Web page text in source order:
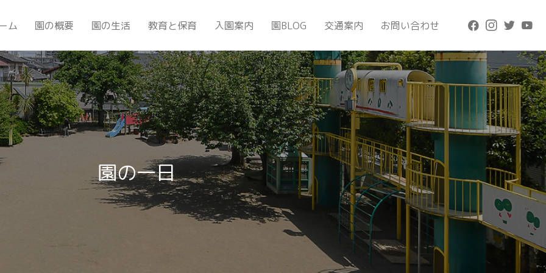
ム 園の概要 園の生活 教育と保育 入園案内 園BLOG 交通案内 お問い合わせ
園の一日